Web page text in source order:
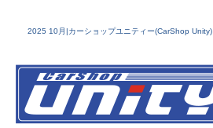
2025 10月|カーショップユニティー(CarShop Unity)